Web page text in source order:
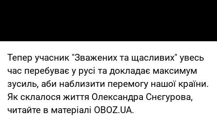
Тепер учасник "Зважених та щасливих" увесь
час перебуває у русі та докладає максимум
зусиль, аби наблизити перемогу нашої країни.
Як склалося життя Олександра Снєгурова,
читайте в матеріалі OBOZ.UA.